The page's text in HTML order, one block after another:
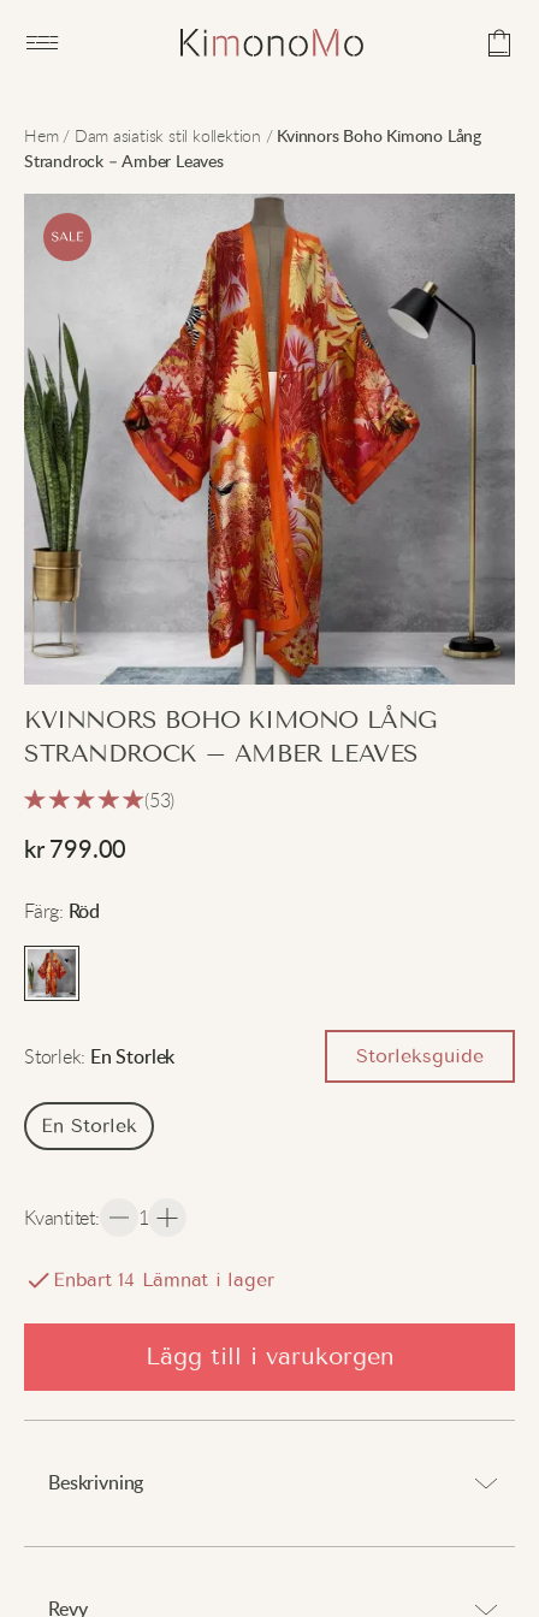
Open main menu
Hem/ Dam asiatisk stil kollektion / Kvinnors Boho Kimono Lång
Strandrock – Amber Leaves
KVINNORS BOHO KIMONO LÅNG
STRANDROCK – AMBER LEAVES
(53)
kr 799.00
Färg: Röd
Storlek: En Storlek Storleksguide
En Storlek
Kvantitet: 1
Enbart 14 Lämnat i lager
Lägg till i varukorgen
Beskrivning
Revy